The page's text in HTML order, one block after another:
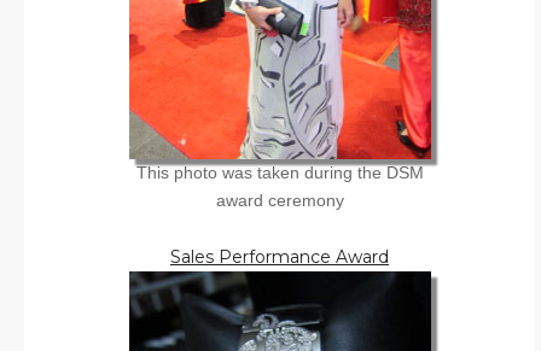
This photo was taken during the DSM
award ceremony
Sales Performance Award